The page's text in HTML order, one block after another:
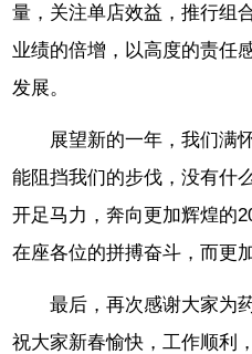
量，关注单店效益，推行组
业绩的倍增，以高度的责任
发展。
展望新的一年，我们满
能阻挡我们的步伐，没有什
开足马力，奔向更加辉煌的
在座各位的拼搏奋斗，而更
最后，再次感谢大家为
祝大家新春愉快，工作顺利